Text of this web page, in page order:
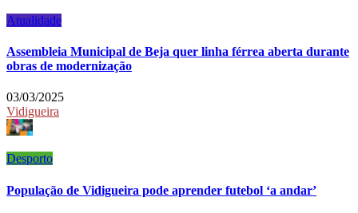
Atualidade
Assembleia Municipal de Beja quer linha férrea aberta durante
obras de modernização
03/03/2025
Vidigueira
Desporto
População de Vidigueira pode aprender futebol ‘a andar’